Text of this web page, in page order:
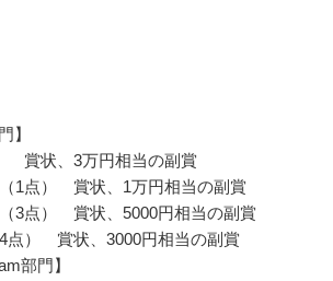
】
賞状、3万円相当の副賞
1点） 賞状、1万円相当の副賞
3点） 賞状、5000円相当の副賞
点） 賞状、3000円相当の副賞
部門】